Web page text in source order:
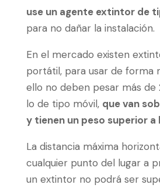
use un agente extintor de
para no dañar la instalación.
En el mercado existen
portátil, para usar de forma
ello no deben pesar más de
lo de tipo móvil, que van
y tienen un peso superior a
La distancia máxima
cualquier punto del lugar a
un extintor no podrá ser